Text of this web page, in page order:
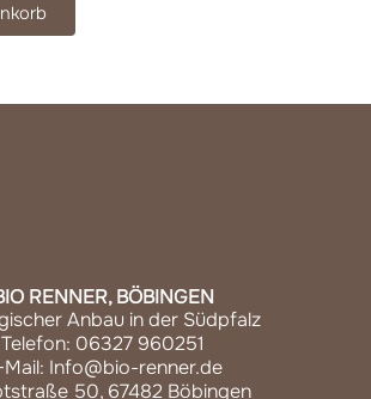
RENNER, BÖBINGEN
Anbau in der Südpfalz
Telefon: 06327 960251
Mail: Info@bio-renner.de
50, 67482 Böbingen